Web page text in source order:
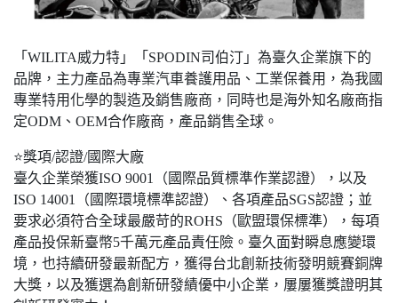
「WILITA威力特」「SPODIN司伯汀」為臺久企業旗下的
品牌，主力產品為專業汽車養護用品、工業保養用，為我國
專業特用化學的製造及銷售廠商，同時也是海外知名廠商指
定ODM、OEM合作廠商，產品銷售全球。
⭐獎項/認證/國際大廠
臺久企業榮獲ISO 9001（國際品質標準作業認證），以及
ISO 14001（國際環境標準認證）、各項產品SGS認證；並
要求必須符合全球最嚴苛的ROHS（歐盟環保標準），每項
產品投保新臺幣5千萬元產品責任險。臺久面對瞬息應變環
境，也持續研發最新配方，獲得台北創新技術發明競賽銅牌
大獎，以及獲選為創新研發績優中小企業，屢屢獲獎證明其